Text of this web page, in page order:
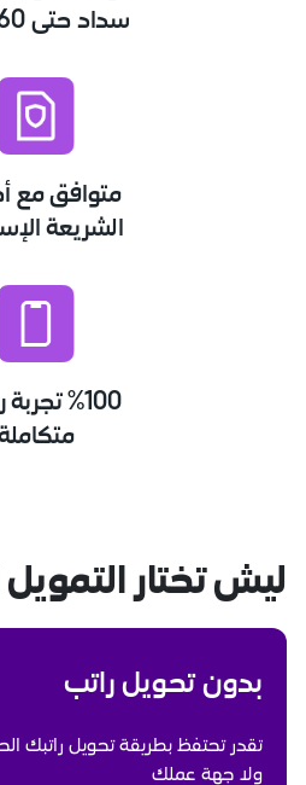
سداد حتى 60 شهر
متوافق مع
الشريعة
%100
ليش تختار
بدون تحويل راتب
تقدر تحتفظ بطريقة تحويل راتبك
ولا جهة عملك